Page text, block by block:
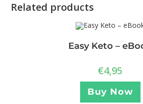
Related products
Easy Keto –
€4,95
Buy Now